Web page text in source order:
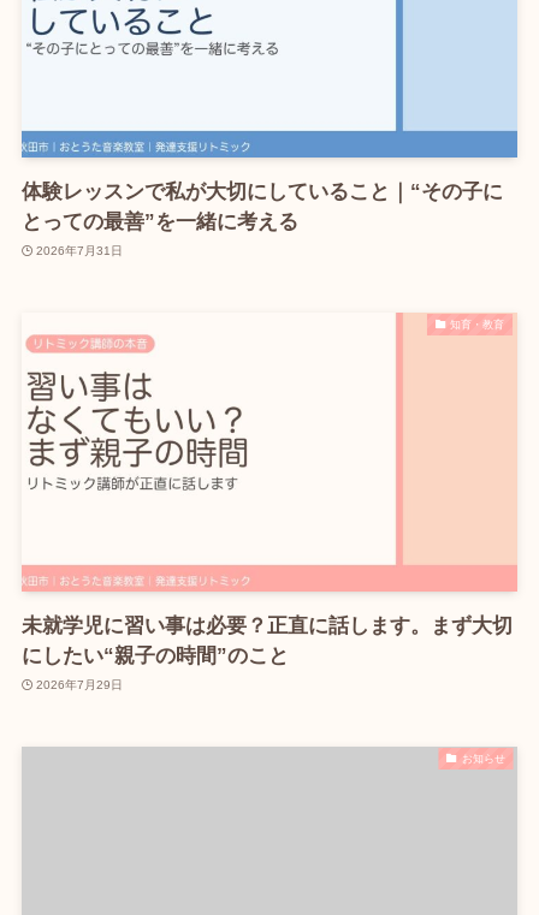
体験レッスンで私が大切にしていること｜“その子に
とっての最善”を一緒に考える
2026年7月31日
知育・教育
未就学児に習い事は必要？正直に話します。まず大切
にしたい“親子の時間”のこと
2026年7月29日
お知らせ